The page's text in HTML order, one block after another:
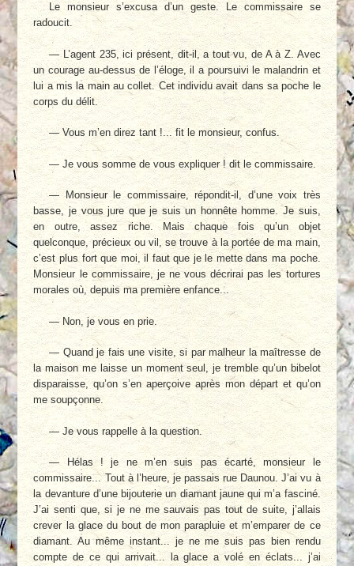
Le monsieur s’excusa d’un geste. Le commissaire se
radoucit.
— L’agent 235, ici présent, dit-il, a tout vu, de A à Z. Avec
un courage au-dessus de l’éloge, il a poursuivi le malandrin et
lui a mis la main au collet. Cet individu avait dans sa poche le
corps du délit.
— Vous m’en direz tant !... fit le monsieur, confus.
— Je vous somme de vous expliquer ! dit le commissaire.
— Monsieur le commissaire, répondit-il, d’une voix très
basse, je vous jure que je suis un honnête homme. Je suis,
en outre, assez riche. Mais chaque fois qu’un objet
quelconque, précieux ou vil, se trouve à la portée de ma main,
c’est plus fort que moi, il faut que je le mette dans ma poche.
Monsieur le commissaire, je ne vous décrirai pas les tortures
morales où, depuis ma première enfance...
— Non, je vous en prie.
— Quand je fais une visite, si par malheur la maîtresse de
la maison me laisse un moment seul, je tremble qu’un bibelot
disparaisse, qu’on s’en aperçoive après mon départ et qu’on
me soupçonne.
— Je vous rappelle à la question.
— Hélas ! je ne m’en suis pas écarté, monsieur le
commissaire... Tout à l’heure, je passais rue Daunou. J’ai vu à
la devanture d’une bijouterie un diamant jaune qui m’a fasciné.
J’ai senti que, si je ne me sauvais pas tout de suite, j’allais
crever la glace du bout de mon parapluie et m’emparer de ce
diamant. Au même instant... je ne me suis pas bien rendu
compte de ce qui arrivait... la glace a volé en éclats... j’ai